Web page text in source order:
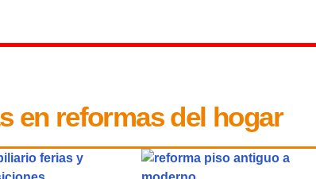
en reformas del hogar